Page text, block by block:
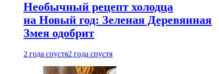
Необычный рецепт холодца
на Новый год: Зеленая Деревянная
Змея одобрит
2 года спустя2 года спустя